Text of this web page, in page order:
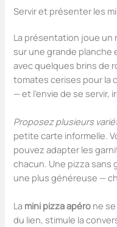
Servir et présenter les
La présentation joue un
sur une grande planche
avec quelques brins de
tomates cerises pour la
— et l’envie de se servir,
Proposez plusieurs
petite carte informelle.
pouvez adapter les
chacun. Une pizza sans
une plus généreuse —
La mini pizza apéro ne
du lien, stimule la